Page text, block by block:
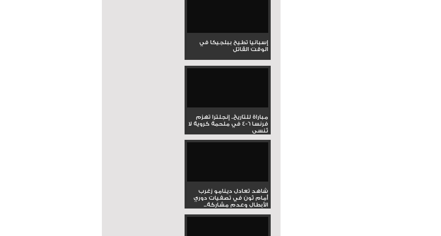
إسبانيا تطيح ببلجيكا في
الوقت القاتل
مباراة للتاريخ.. إنجلترا تهزم
فرنسا 6-4 في ملحمة كروية لا
تُنسى
شاهد تعادل دينامو زغرب
أمام ثون في تصفيات دوري
الأبطال وعدم مشاركة...